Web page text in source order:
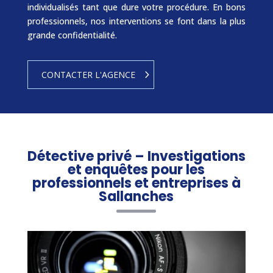
individualisés tant que dure votre procédure. En bons
professionnels, nos interventions se font dans la plus
grande confidentialité.
CONTACTER L'AGENCE
Détective privé – Investigations
et enquêtes pour les
professionnels et entreprises à
Sallanches